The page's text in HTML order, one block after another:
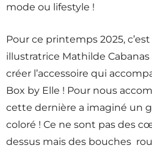
mode ou lifestyle !
Pour ce printemps 2025,
illustratrice Mathilde
créer l’accessoire qui
Box by Elle ! Pour nous
cette dernière a imaginé un
coloré ! Ce ne sont pas des
dessus mais des bouches